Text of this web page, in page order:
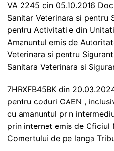
VA 2245 din 05.10.2016
Sanitar Veterinara si pentru
pentru Activitatile din
Amanuntul emis de
Veterinara si pentru
Sanitara Veterinara si
7HRXFB45BK din
pentru coduri CAEN ,
cu amanuntul prin
prin internet emis de Oficiul
Comertului de pe langa